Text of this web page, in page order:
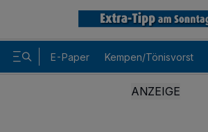
E-Paper Kempen/Tönisvorst